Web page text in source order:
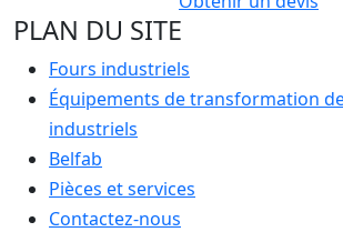
PLAN DU SITE
Fours industriels
Équipements de transformation
industriels
Belfab
Pièces et services
Contactez-nous